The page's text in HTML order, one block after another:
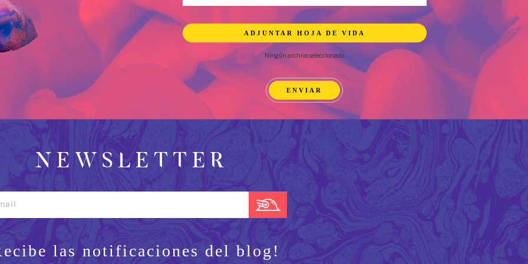
ADJUNTAR HOJA DE VIDA
Ningún archivo seleccionado
NEWSLETTER
las notificaciones del blog!